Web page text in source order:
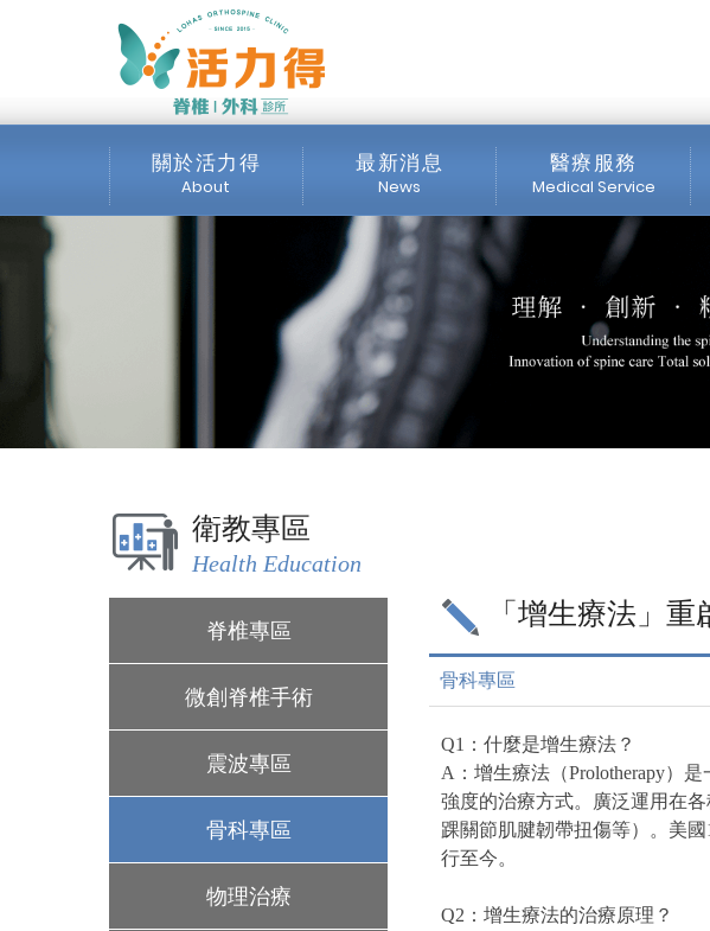
「增生療法」重啟修復機制 治
椎外科診所
主選單
關於活力得
About
最新消息
News
全部消息
最新公告
公開資訊
媒體專區
醫療服務
Medical Service
醫師簡介
內視鏡中心
衛教專區
Health Education
脊椎專區
微創脊椎手術
震波專區
骨科專區
物理治療
「增生療法」
骨科專區
Q1：什麼是增生療法？
A：增生療法（Prolotherapy）
強度的治療方式。廣泛運用在
踝關節肌腱韌帶扭傷等）。美
行至今。
Q2：增生療法的治療原理？